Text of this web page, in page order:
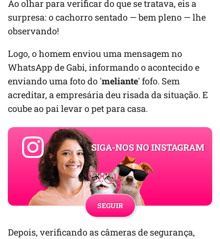
Ao olhar para verificar do que se tratava, eis a
surpresa: o cachorro sentado — bem pleno — lhe
observando!
Logo, o homem enviou uma mensagem no
WhatsApp de Gabi, informando o acontecido e
enviando uma foto do 'meliante' fofo. Sem
acreditar, a empresária deu risada da situação. E
coube ao pai levar o pet para casa.
SIGA-NOS NO INSTAGRAM
SEGUIR
Depois, verificando as câmeras de segurança,